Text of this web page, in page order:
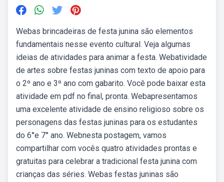
Webas brincadeiras de festa junina são elementos
fundamentais nesse evento cultural. Veja algumas
ideias de atividades para animar a festa. Webatividade
de artes sobre festas juninas com texto de apoio para
o 2º ano e 3º ano com gabarito. Você pode baixar esta
atividade em pdf no final, pronta. Webapresentamos
uma excelente atividade de ensino religioso sobre os
personagens das festas juninas para os estudantes
do 6°e 7° ano. Webnesta postagem, vamos
compartilhar com vocês quatro atividades prontas e
gratuitas para celebrar a tradicional festa junina com
crianças das séries. Webas festas juninas são